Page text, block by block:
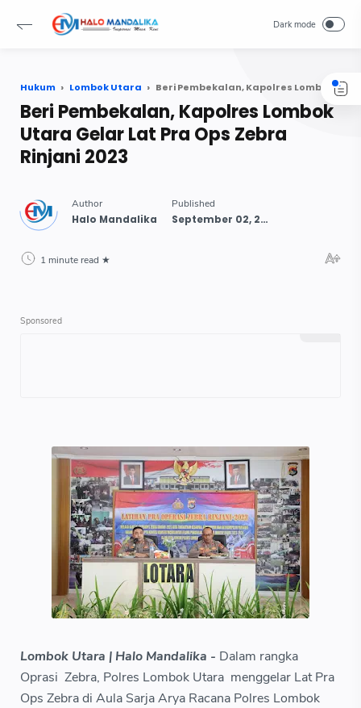
Hukum Lombok Utara Beri Pembekalan, Kapolres Lombok Utara Gelar Lat Pra Ops Zebra Rinjani 2023
Beri Pembekalan, Kapolres Lombok
Utara Gelar Lat Pra Ops Zebra
Rinjani 2023
1 minute read
Lombok Utara | Halo Mandalika - Dalam rangka
Oprasi Zebra, Polres Lombok Utara menggelar Lat Pra
Ops Zebra di Aula Sarja Arya Racana Polres Lombok